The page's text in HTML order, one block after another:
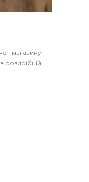
магазину
в роздрібній